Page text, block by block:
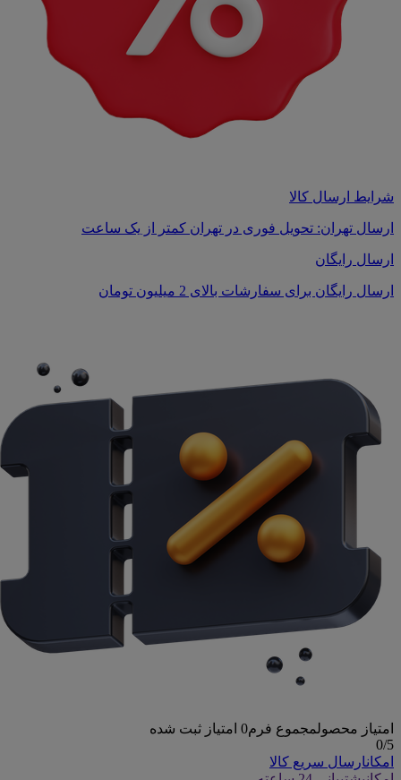
شرایط ارسال کالا
ارسال تهران: تحویل فوری در تهران کمتر از یک ساعت
ارسال رایگان
ارسال رایگان برای سفارشات بالای 2 میلیون تومان
امتیاز محصولمجموع فرم0 امتیاز ثبت شده
0/5
امکانارسال سریع کالا